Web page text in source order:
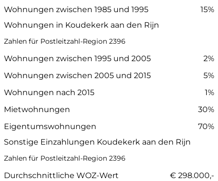
Wohnungen zwischen 1985 und 1995
15%
Wohnungen in Koudekerk aan den Rijn
Zahlen für Postleitzahl-Region 2396
Wohnungen zwischen 1995 und 2005
2%
Wohnungen zwischen 2005 und 2015
5%
Wohnungen nach 2015
1%
Mietwohnungen
30%
Eigentumswohnungen
70%
Sonstige Einzahlungen Koudekerk aan den Rijn
Zahlen für Postleitzahl-Region 2396
Durchschnittliche WOZ-Wert
€ 298.000,-